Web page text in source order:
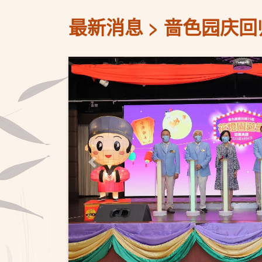
最新消息 啬色园庆
上一页